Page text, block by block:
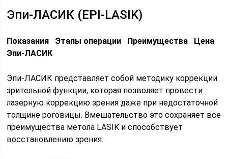
Эпи-ЛАСИК (EPI-LASIK)
Показания Этапы операции Преимущества Цена
Эпи-ЛАСИК
Эпи-ЛАСИК представляет собой методику коррекции
зрительной функции, которая позволяет провести
лазерную коррекцию зрения даже при недостаточной
толщине роговицы. Вмешательство это сохраняет все
преимущества метола LASIK и способствует
восстановлению зрения.